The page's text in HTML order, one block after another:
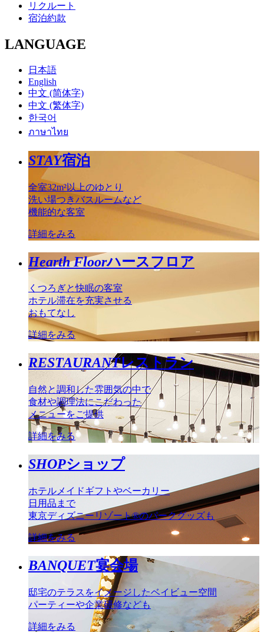
リクルート
宿泊約款
LANGUAGE
日本語
English
中文 (简体字)
中文 (繁体字)
한국어
ภาษาไทย
STAY宿泊
全室32m²以上のゆとり
洗い場つきバスルームなど
機能的な客室
詳細をみる
Hearth Floorハースフロア
くつろぎと快眠の客室
ホテル滞在を充実させる
おもてなし
詳細をみる
RESTAURANTレストラン
自然と調和した雰囲気の中で
食材や調理法にこだわった
メニューをご提供
詳細をみる
SHOPショップ
ホテルメイドギフトやベーカリー
日用品まで
東京ディズニーリゾート®のパークグッズも
詳細をみる
BANQUET宴会場
邸宅のテラスをイメージしたベイビュー空間
パーティーや企業研修なども
詳細をみる